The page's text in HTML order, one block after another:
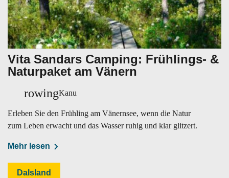
Vita Sandars Camping: Frühlings- &
Naturpaket am Vänern
rowingKanu
Erleben Sie den Frühling am Vänernsee, wenn die Natur
zum Leben erwacht und das Wasser ruhig und klar glitzert.
Mehr lesen
Dalsland